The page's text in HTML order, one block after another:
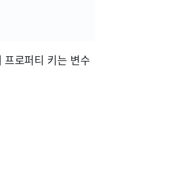
로퍼티 키는 변수